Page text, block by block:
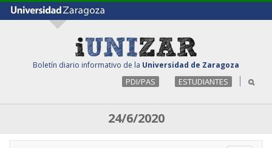
Boletín diario informativo de la Universidad de Zaragoza
PDI/PAS ESTUDIANTES
24/6/2020